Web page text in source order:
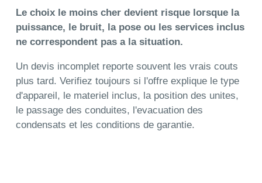
Le choix le moins cher devient risque lorsque la
puissance, le bruit, la pose ou les services inclus
ne correspondent pas a la situation.
Un devis incomplet reporte souvent les vrais couts
plus tard. Verifiez toujours si l'offre explique le type
d'appareil, le materiel inclus, la position des unites,
le passage des conduites, l'evacuation des
condensats et les conditions de garantie.